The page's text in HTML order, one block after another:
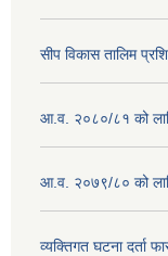
सीप विकास तालिम
आ.व. २०८०/८१ को
आ.व. २०७९/८० को
व्यक्तिगत घटना दर्ता